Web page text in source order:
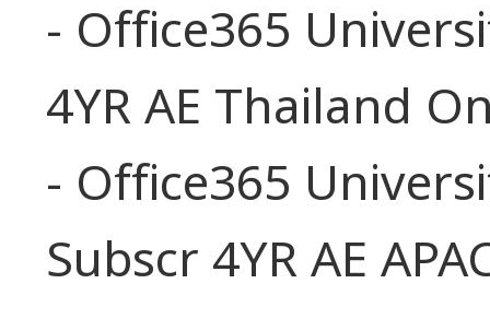
- Office365
4YR AE Thailand
- Office365
Subscr 4YR AE